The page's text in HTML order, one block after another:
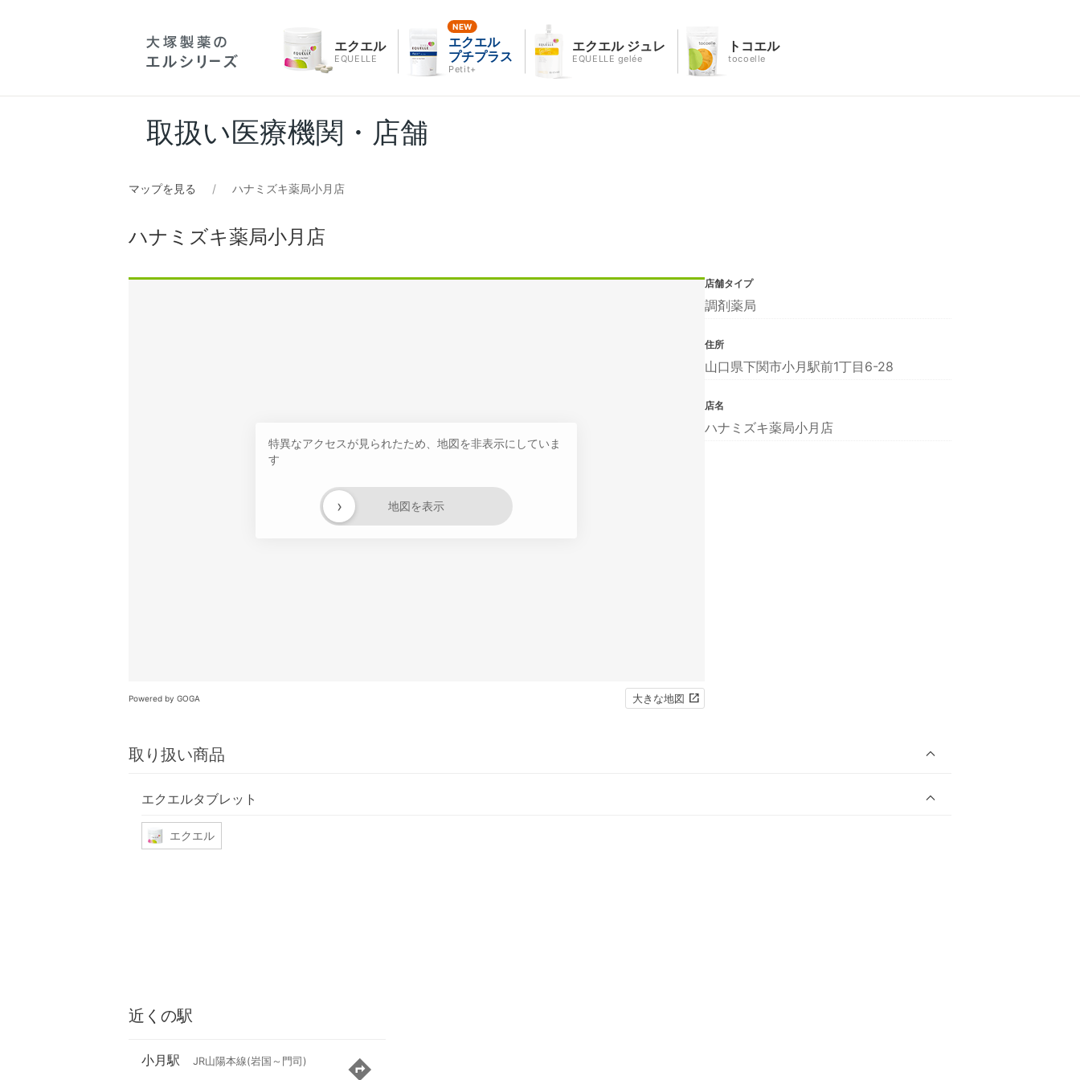
エクエル
EQUELLE
エクエル
プチプラス
Petit+
エクエル ジュレ
EQUELLE gelée
トコエル
tocoelle
取扱い医療機関・店舗
マップを見る ハナミズキ薬局小月店
ハナミズキ薬局小月店
特異なアクセスが見られたため、地図を非表示にしていま
す
地図を表示
›
Powered by GOGA 大きな地図
取り扱い商品
エクエルタブレット
エクエル
店舗タイプ
調剤薬局
住所
山口県下関市小月駅前1丁目6-28
店名
ハナミズキ薬局小月店
近くの駅
小月駅 JR山陽本線(岩国～門司)